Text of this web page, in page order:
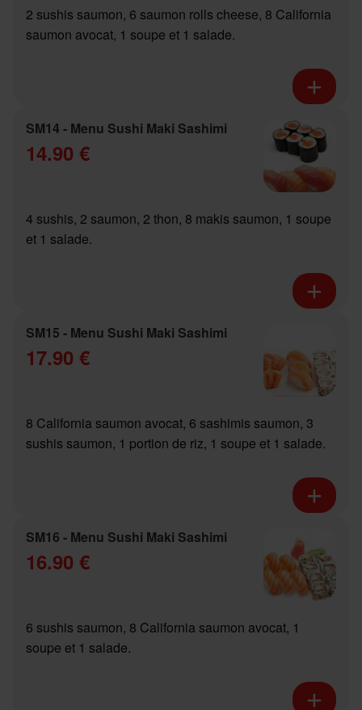
2 sushis saumon, 6 saumon rolls cheese, 8 California
saumon avocat, 1 soupe et 1 salade.
SM14 - Menu Sushi Maki Sashimi
14.90 €
4 sushis, 2 saumon, 2 thon, 8 makis saumon, 1 soupe
et 1 salade.
SM15 - Menu Sushi Maki Sashimi
17.90 €
8 California saumon avocat, 6 sashimis saumon, 3
sushis saumon, 1 portion de riz, 1 soupe et 1 salade.
SM16 - Menu Sushi Maki Sashimi
16.90 €
6 sushis saumon, 8 California saumon avocat, 1
soupe et 1 salade.